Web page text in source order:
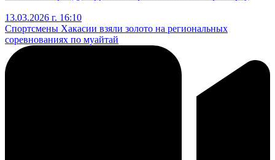
13.03.2026 г. 16:10
Спортсмены Хакасии взяли золото на региональных
соревнованиях по муайтай